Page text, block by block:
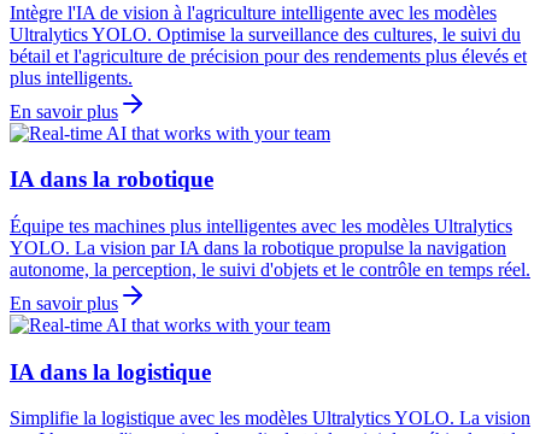
Intègre l'IA de vision à l'agriculture intelligente avec les modèles
Ultralytics YOLO. Optimise la surveillance des cultures, le suivi du
bétail et l'agriculture de précision pour des rendements plus élevés et
plus intelligents.
En savoir plus
IA dans la robotique
Équipe tes machines plus intelligentes avec les modèles Ultralytics
YOLO. La vision par IA dans la robotique propulse la navigation
autonome, la perception, le suivi d'objets et le contrôle en temps réel.
En savoir plus
IA dans la logistique
Simplifie la logistique avec les modèles Ultralytics YOLO. La vision